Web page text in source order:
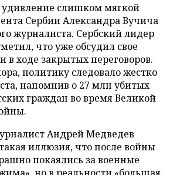
удивление слишком мягкой
Сербии Александра Вучича
журналиста. Сербский лидер
что уже обсудил свое
в ходе закрытых переговоров.
политику следовало жестко
напомнив о 27 млн убитых
граждан во время Великой
Андрей Медведев
иллюзия, что после войны
покаялись за военные